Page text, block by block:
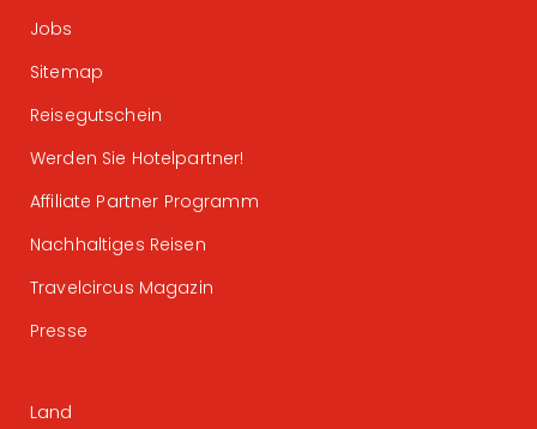
Jobs
Sitemap
Reisegutschein
Werden Sie Hotelpartner!
Affiliate Partner Programm
Nachhaltiges Reisen
Travelcircus Magazin
Presse
Land